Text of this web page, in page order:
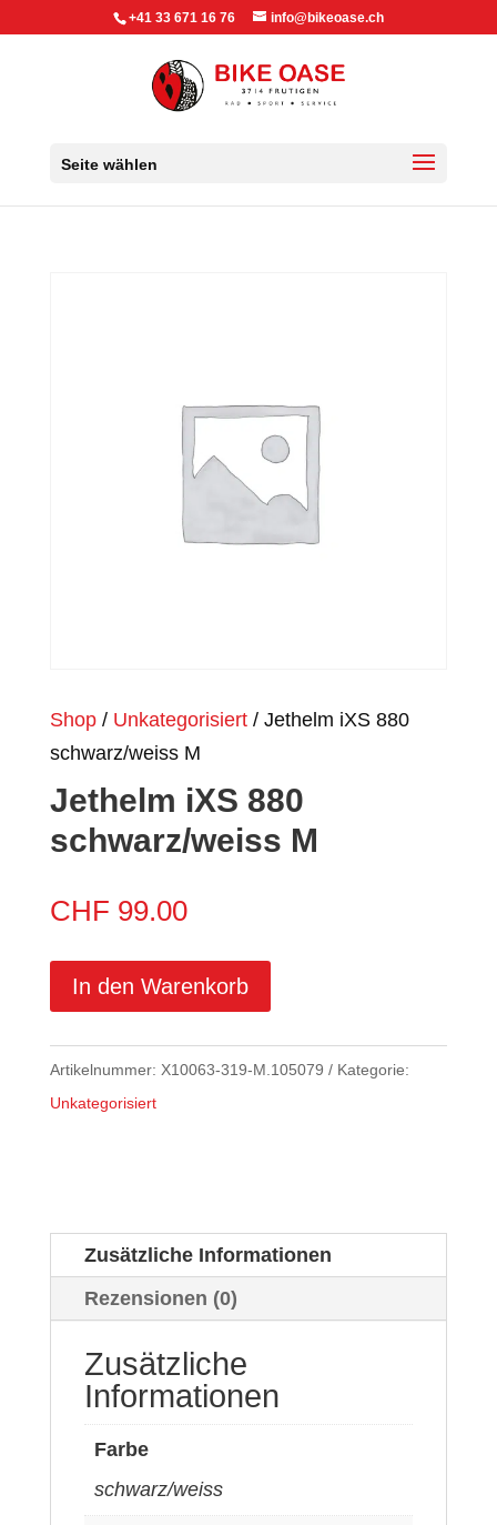
+41 33 671 16 76 info@bikeoase.ch
Seite wählen
Shop/ Unkategorisiert/ Jethelm iXS 880
schwarz/weiss M
Jethelm iXS 880
schwarz/weiss M
CHF 99.00
In den Warenkorb
Artikelnummer: X10063-319-M.105079
Kategorie:
Unkategorisiert
Zusätzliche Informationen
Rezensionen (0)
Zusätzliche
Informationen
Farbe
schwarz/weiss